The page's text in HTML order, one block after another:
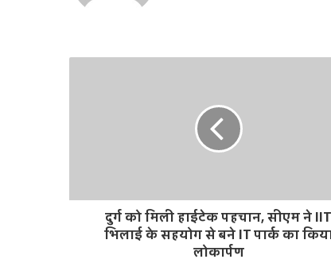
t
दुर्ग को मिली हाईटेक पहचान, सीएम ने IIT
भिलाई के सहयोग से बने IT पार्क का
लोकार्पण